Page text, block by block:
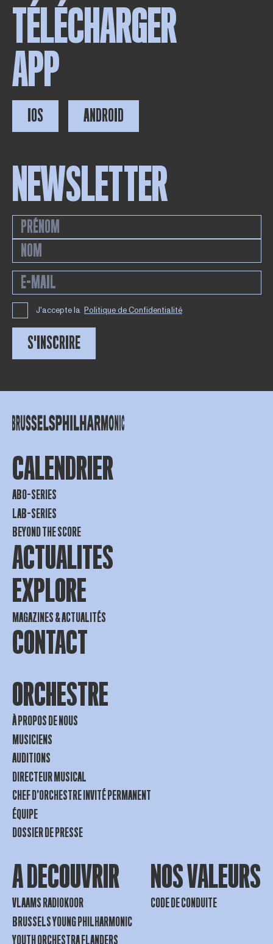
TÉLÉCHARGER
APP
IOS ANDROID
NEWSLETTER
J'accepte la Politique de Confidentialité
S'INSCRIRE
CALENDRIER
ABO-SERIES
LAB-SERIES
BEYOND THE SCORE
ACTUALITES
EXPLORE
MAGAZINES & ACTUALITÉS
CONTACT
ORCHESTRE
À PROPOS DE NOUS
MUSICIENS
AUDITIONS
DIRECTEUR MUSICAL
CHEF D’ORCHESTRE INVITÉ PERMANENT
ÉQUIPE
DOSSIER DE PRESSE
A DECOUVRIR
VLAAMS RADIOKOOR
BRUSSELS YOUNG PHILHARMONIC
YOUTH ORCHESTRA FLANDERS
NOS VALEURS
CODE DE CONDUITE